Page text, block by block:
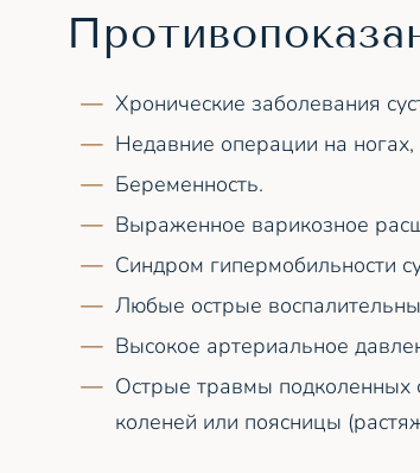
Хронические заболевания
Недавние операции на ногах,
Беременность.
Выраженное варикозное
Синдром гипермобильности
Любые острые
Высокое артериальное
Острые травмы подколенных
коленей или поясницы